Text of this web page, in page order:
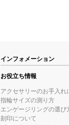
インフォメーション
お役立ち情報
アクセサリーのお手入れ
指輪サイズの測り方
エンゲージリングの選び
刻印について